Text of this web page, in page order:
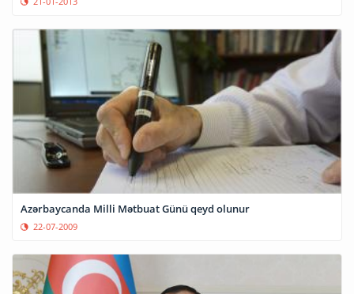
Azərbaycanda Milli Mətbuat Günü qeyd olunur
22-07-2009